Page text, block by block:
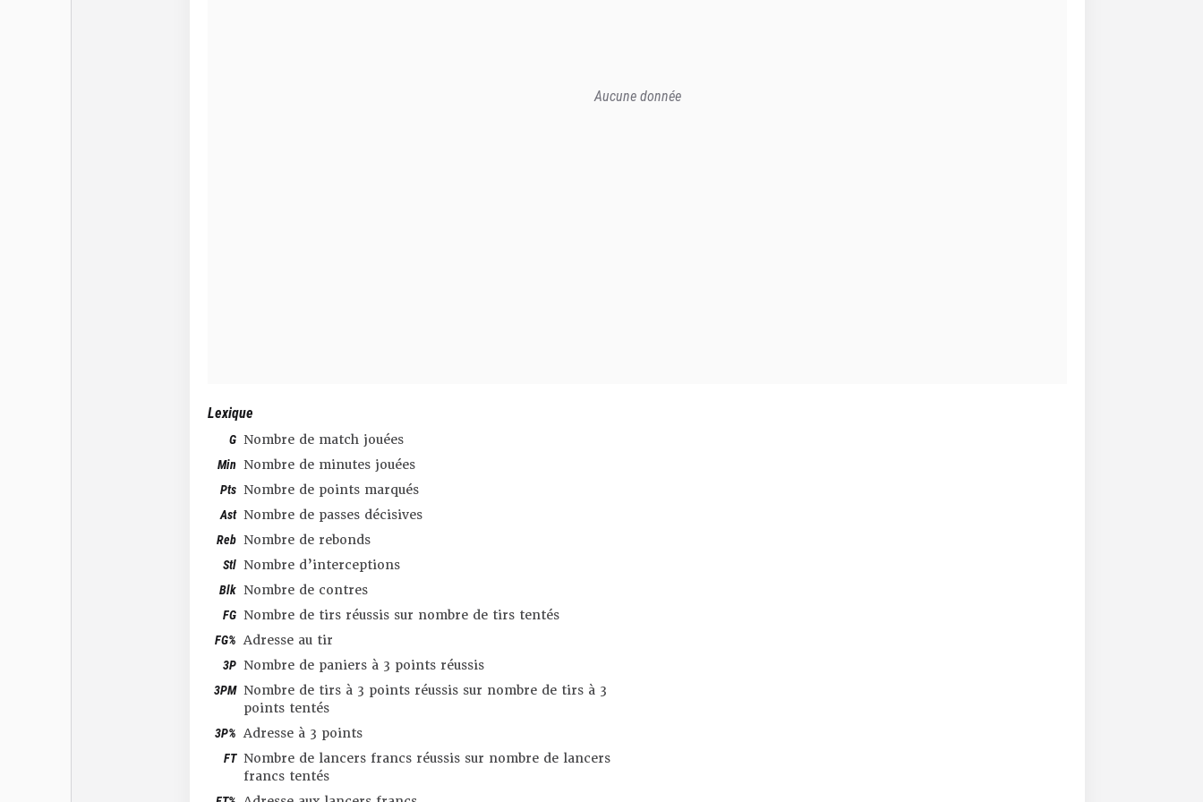
Aucune donnée
Lexique
G Nombre de match jouées
Min Nombre de minutes jouées
Pts Nombre de points marqués
Ast Nombre de passes décisives
Reb Nombre de rebonds
Stl Nombre d’interceptions
Blk Nombre de contres
FG Nombre de tirs réussis sur nombre de tirs tentés
FG% Adresse au tir
3P Nombre de paniers à 3 points réussis
3PM Nombre de tirs à 3 points réussis sur nombre de tirs à 3
points tentés
3P% Adresse à 3 points
FT Nombre de lancers francs réussis sur nombre de lancers
francs tentés